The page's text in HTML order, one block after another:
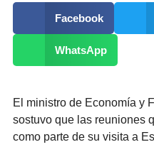
Facebook
WhatsApp
El ministro de Economía y
sostuvo que las reuniones
como parte de su visita a